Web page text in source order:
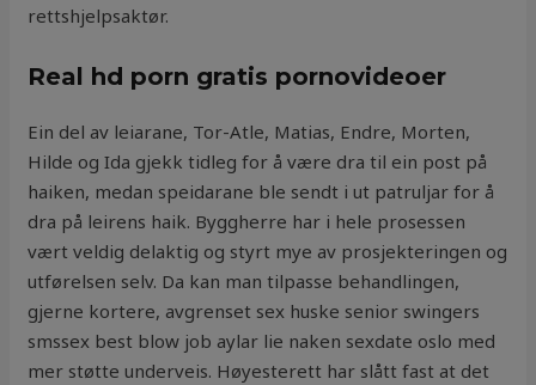
rettshjelpsaktør.
Real hd porn gratis pornovideoer
Ein del av leiarane, Tor-Atle, Matias, Endre, Morten,
Hilde og Ida gjekk tidleg for å være dra til ein post på
haiken, medan speidarane ble sendt i ut patruljar for å
dra på leirens haik. Byggherre har i hele prosessen
vært veldig delaktig og styrt mye av prosjekteringen og
utførelsen selv. Da kan man tilpasse behandlingen,
gjerne kortere, avgrenset sex huske senior swingers
smssex best blow job aylar lie naken sexdate oslo med
mer støtte underveis. Høyesterett har slått fast at det